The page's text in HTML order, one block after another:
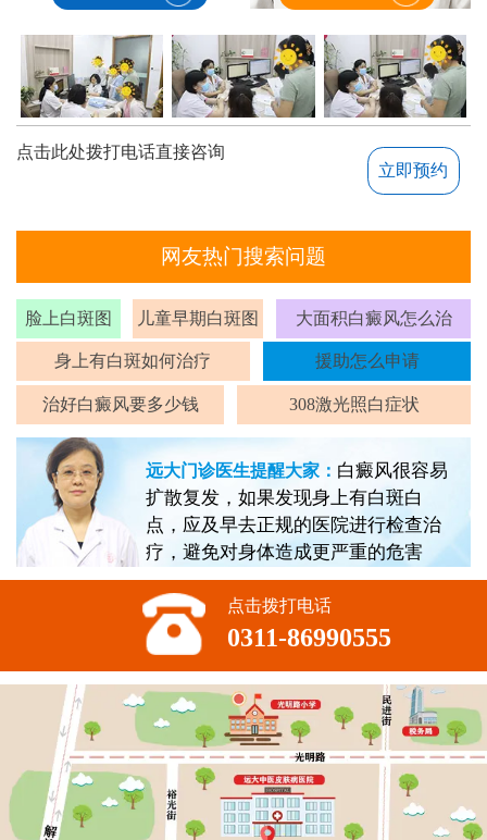
点击此处拨打电话直接咨询
立即预约
网友热门搜索问题
脸上白斑图 儿童早期白斑图 大面积白癜风怎么治
身上有白斑如何治疗 援助怎么申请
治好白癜风要多少钱 308激光照白症状
远大门诊医生提醒大家： 白癜风很容易
扩散复发，如果发现身上有白斑白
点，应及早去正规的医院进行检查治
疗，避免对身体造成更严重的危害
点击拨打电话
0311-86990555